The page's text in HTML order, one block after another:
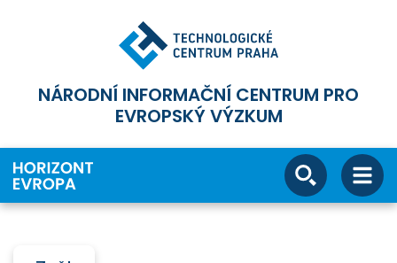
NÁRODNÍ INFORMAČNÍ CENTRUM PRO
EVROPSKÝ VÝZKUM